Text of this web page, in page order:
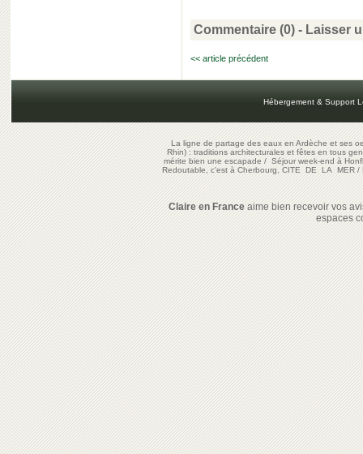
Commentaire (0) - Laisser
<< article précédent
Hébergement & Support
La ligne de partage des eaux en Ardèche et ses
Rhin) : traditions architecturales et fêtes en tous
mérite bien une escapade/Séjour week-end à
Redoutable, c'est à Cherbourg, CITE DE LA MER/
Claire en Franceaime bien recevoir vos
espaces